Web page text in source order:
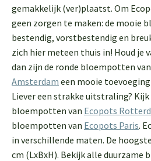
gemakkelijk (ver)plaatst. Om
geen zorgen te maken: de mooie
bestendig, vorstbestendig en
zich hier meteen thuis in! Houd je
dan zijn de ronde bloempotten van
Amsterdam een mooie
Liever een strakke uitstraling?
bloempotten van Ecopots
bloempotten van Ecopots Paris.
in verschillende maten. De
cm (LxBxH). Bekijk alle duurzame